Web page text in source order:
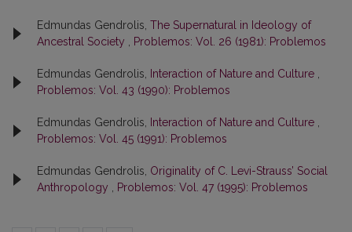
Edmundas Gendrolis, The Supernatural in Ideology of
Ancestral Society
Problemos: Vol. 26 (1981): Problemos
Edmundas Gendrolis, Interaction of Nature and Culture
Problemos: Vol. 43 (1990): Problemos
Edmundas Gendrolis, Interaction of Nature and Culture
Problemos: Vol. 45 (1991): Problemos
Edmundas Gendrolis, Originality of C. Levi-Strauss’ Social
Anthropology
Problemos: Vol. 47 (1995): Problemos